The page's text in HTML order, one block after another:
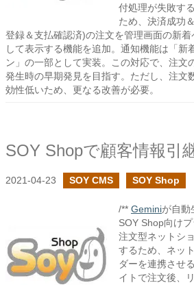
付処理が失敗す
ため、決済成功
登録＆支払確認済)の注文を管理画面の新着
して表示する機能を追加。通知機能は「新
ン」の一部として実装。この対応で、注文
発生時の早期発見を目指す。ただし、注文
効性低いため、更なる改善が必要。
2021-04-23 SOY CMS SOY Shop
/** Geminiが自動
SOY Shop向け
注文型ネットシ
するため、ネッ
ダーを連携させ
イトで注文後、